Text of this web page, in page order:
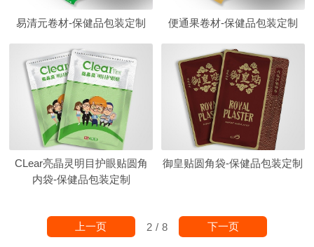
易清元卷材-保健品包装定制 便通果卷材-保健品包装定制
CLear亮晶灵明目护眼贴圆角
内袋-保健品包装定制
御皇贴圆角袋-保健品包装定制
2 / 8
上一页 下一页